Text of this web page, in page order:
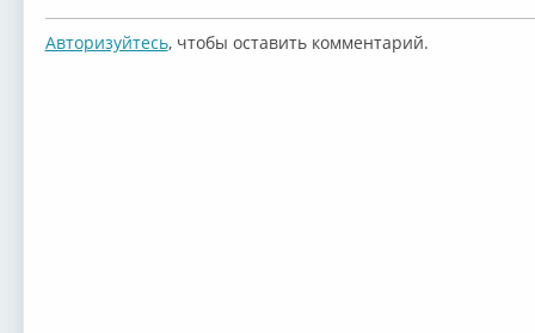
Авторизуйтесь, чтобы оставить комментарий.